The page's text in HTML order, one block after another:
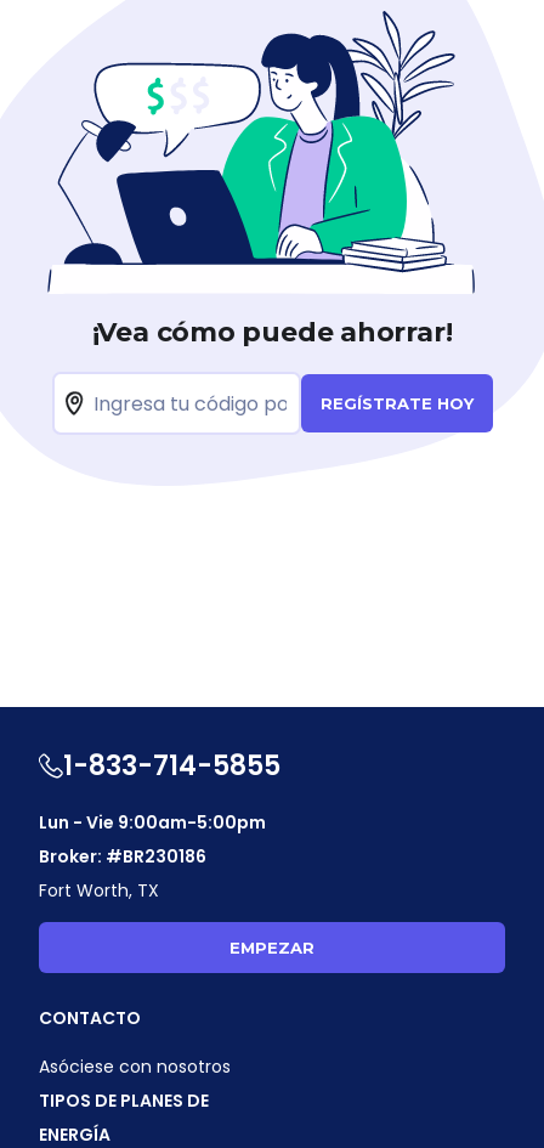
¡Vea cómo puede ahorrar!
REGÍSTRATE HOY
1-833-714-5855
Lun - Vie 9:00am-5:00pm
Broker: #BR230186
Fort Worth, TX
EMPEZAR
CONTACTO
Asóciese con nosotros
TIPOS DE PLANES DE
ENERGÍA